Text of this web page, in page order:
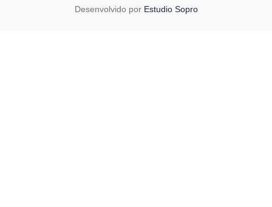
Desenvolvido por Estudio Sopro